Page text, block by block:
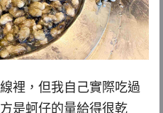
裡，但我自己實際吃過
是蚵仔的量給得很乾